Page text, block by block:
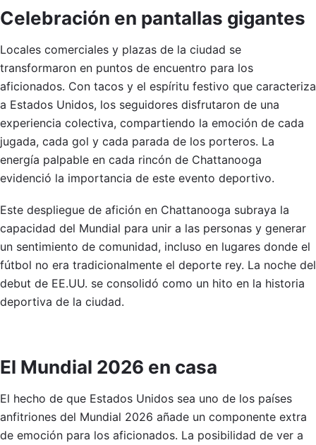
Celebración en pantallas gigantes
Locales comerciales y plazas de la ciudad se
transformaron en puntos de encuentro para los
aficionados. Con tacos y el espíritu festivo que caracteriza
a Estados Unidos, los seguidores disfrutaron de una
experiencia colectiva, compartiendo la emoción de cada
jugada, cada gol y cada parada de los porteros. La
energía palpable en cada rincón de Chattanooga
evidenció la importancia de este evento deportivo.
Este despliegue de afición en Chattanooga subraya la
capacidad del Mundial para unir a las personas y generar
un sentimiento de comunidad, incluso en lugares donde el
fútbol no era tradicionalmente el deporte rey. La noche del
debut de EE.UU. se consolidó como un hito en la historia
deportiva de la ciudad.
El Mundial 2026 en casa
El hecho de que Estados Unidos sea uno de los países
anfitriones del Mundial 2026 añade un componente extra
de emoción para los aficionados. La posibilidad de ver a